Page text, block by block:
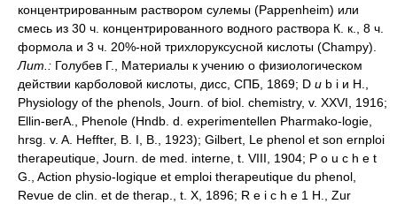
концентрированным раствором сулемы (Pappenheim) или
смесь из 30 ч. концентрированного водного раствора К. к., 8 ч.
формола и 3 ч. 20%-ной трихлоруксусной кислоты (Champy).
Лит.: Голубев Г., Материалы к учению о физиологическом
действии карболовой кислоты, дисс, СПБ, 1869; D и b i и Н.,
Physiology of the phenols, Journ. of biol. chemistry, v. XXVI, 1916;
Ellin-вегА., Phenole (Hndb. d. experimentellen Pharmako-logie,
hrsg. v. A. Heffter, B. I, B., 1923); Gilbert, Le phenol et son ernploi
therapeutique, Journ. de med. interne, t. VIII, 1904; P о u с h e t
G., Action physio-logique et emploi therapeutique du phenol,
Revue de clin. et de therap., t. X, 1896; R e i с h e 1 H., Zur